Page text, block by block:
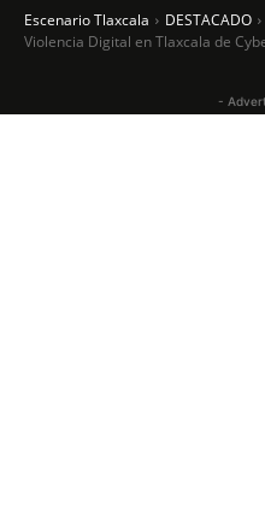
Escenario Tlaxcala DESTACADO
Violencia Digital en Tlaxcala de
-